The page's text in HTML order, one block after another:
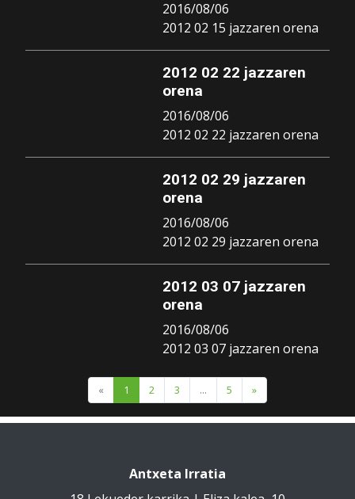
2016/08/06
2012 02 15 jazzaren orena
2012 02 22 jazzaren
orena
2016/08/06
2012 02 22 jazzaren orena
2012 02 29 jazzaren
orena
2016/08/06
2012 02 29 jazzaren orena
2012 03 07 jazzaren
orena
2016/08/06
2012 03 07 jazzaren orena
« 1 2 3 ... 5 »
Antxeta Irratia